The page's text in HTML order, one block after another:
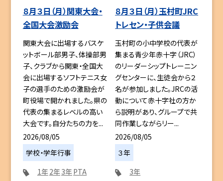
８月３日（月）関東大会・
全国大会激励会
関東大会に出場するバスケ
ットボール部男子、体操部男
子、クラブから関東・全国大
会に出場するソフトテニス女
子の選手のための激励会が
町役場で開かれました。県の
代表の集まるレベルの高い
大会です。自分たちの力を...
2026/08/05
学校・学年行事
1年2年3年PTA
８月３日（月）玉村町JRC
トレセン・子供会議
玉村町の小中学校の代表が
集まる青少年赤十字（JRC）
のリーダーシップトレーニン
グセンターに、生徒会から２
名が参加しました。JRCの活
動について赤十字社の方か
ら説明があり、グループで共
同作業しながらリー...
2026/08/05
３年
3年